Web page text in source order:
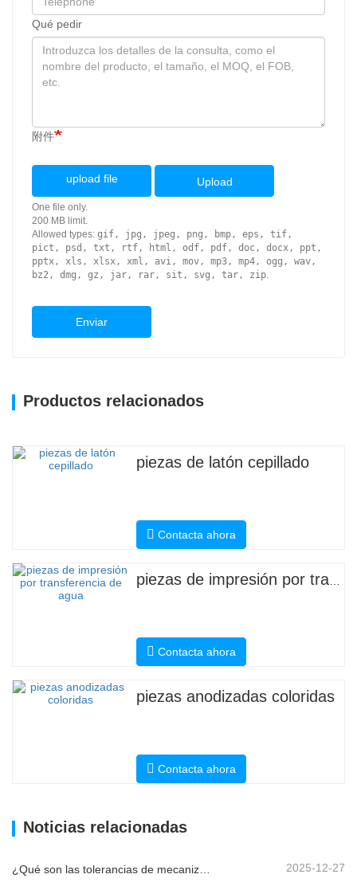
Qué pedir
附件
upload file Upload
One file only.
200 MB limit.
Allowed types: gif, jpg, jpeg, png, bmp, eps, tif,
pict, psd, txt, rtf, html, odf, pdf, doc, docx, ppt,
pptx, xls, xlsx, xml, avi, mov, mp3, mp4, ogg, wav,
bz2, dmg, gz, jar, rar, sit, svg, tar, zip.
Enviar
Productos relacionados
piezas de latón cepillado
Contacta ahora
Contacta ahora
piezas anodizadas coloridas
Contacta ahora
Noticias relacionadas
¿Qué son las tolerancias de mecanizado CNC y por qué son importantes? 2025-12-27